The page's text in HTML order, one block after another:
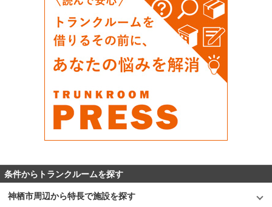
条件からトランクルームを探す
神栖市周辺から特長で施設を探す